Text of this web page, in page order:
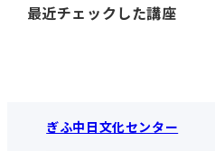
最近チェックした講座
ぎふ中日文化センター